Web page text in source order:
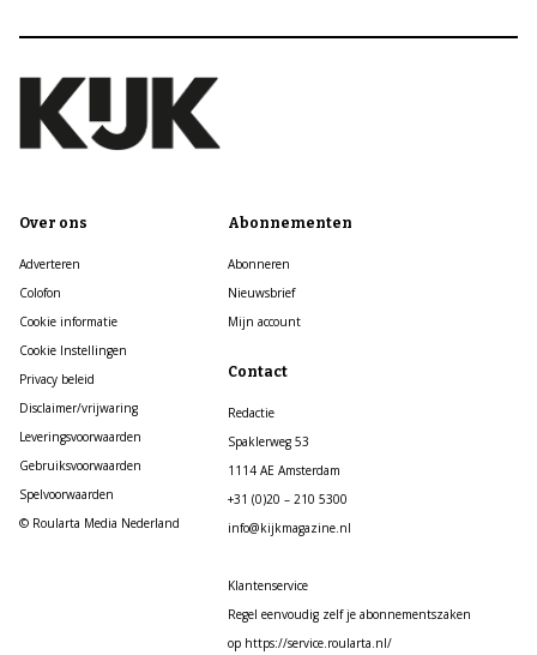
Over ons
Adverteren
Colofon
Cookie informatie
Cookie Instellingen
Privacy beleid
Disclaimer/vrijwaring
Leveringsvoorwaarden
Gebruiksvoorwaarden
Spelvoorwaarden
© Roularta Media Nederland
Abonnementen
Abonneren
Nieuwsbrief
Mijn account
Contact
Redactie
Spaklerweg 53
1114 AE Amsterdam
+31 (0)20 – 210 5300
info@kijkmagazine.nl
Klantenservice
Regel eenvoudig zelf je abonnementszaken
op https://service.roularta.nl/